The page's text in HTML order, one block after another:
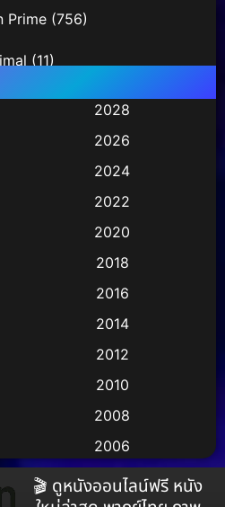
Prime(756)
(11)
การ์ตูน(245)
สร้างจากเรื่องจริง (3)
2028
2026
2024
2022
2020
2018
2016
2014
2012
2010
2008
2006
2004
🎬 ดูหนังออนไลน์ฟรี หนัง